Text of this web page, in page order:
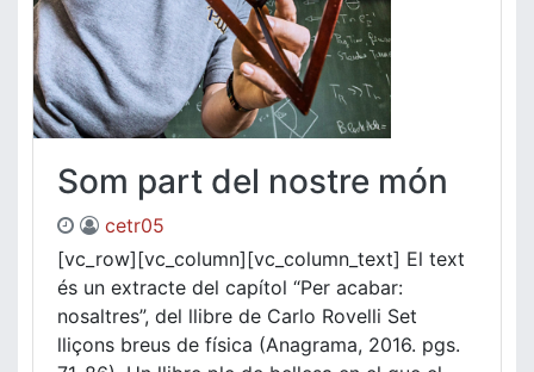
Som part del nostre món
cetr05
[vc_row][vc_column][vc_column_text] El text
és un extracte del capítol “Per acabar:
nosaltres”, del llibre de Carlo Rovelli Set
lliçons breus de física (Anagrama, 2016. pgs.